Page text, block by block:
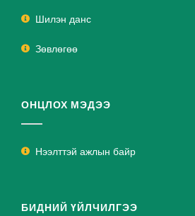
Шилэн данс
Зөвлөгөө
ОНЦЛОХ МЭДЭЭ
Нээлттэй ажлын байр
БИДНИЙ ҮЙЛЧИЛГЭЭ